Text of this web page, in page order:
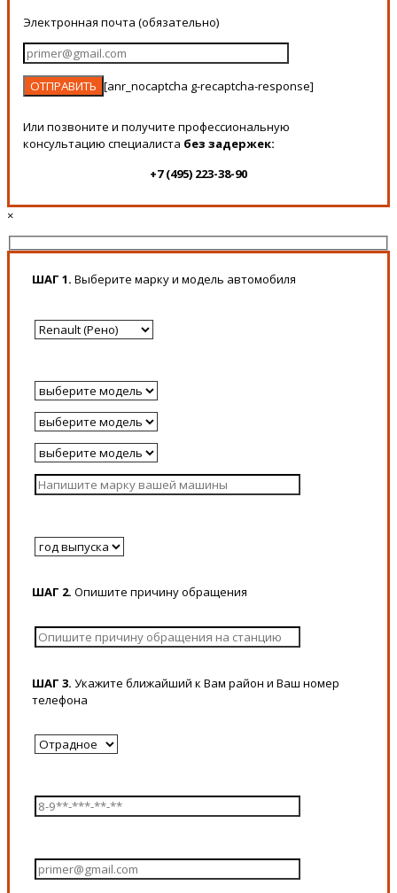
Электронная почта (обязательно)
[anr_nocaptcha g-recaptcha-response]
Или позвоните и получите профессиональную
консультацию специалиста без задержек:
+7 (495) 223-38-90
×
ШАГ 1. Выберите марку и модель автомобиля
ШАГ 2. Опишите причину обращения
ШАГ 3. Укажите ближайший к Вам район и Ваш номер
телефона